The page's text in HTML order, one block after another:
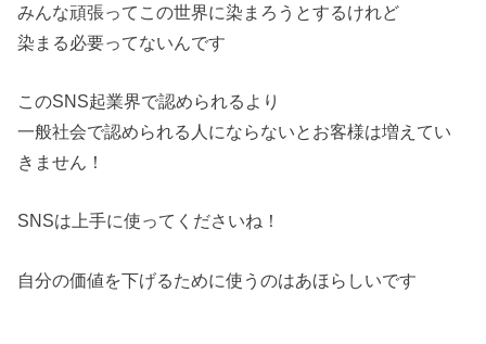
みんな頑張ってこの世界に染まろうとするけれど
染まる必要ってないんです
このSNS起業界で認められるより
一般社会で認められる人にならないとお客様は増えてい
きません！
SNSは上手に使ってくださいね！
自分の価値を下げるために使うのはあほらしいです